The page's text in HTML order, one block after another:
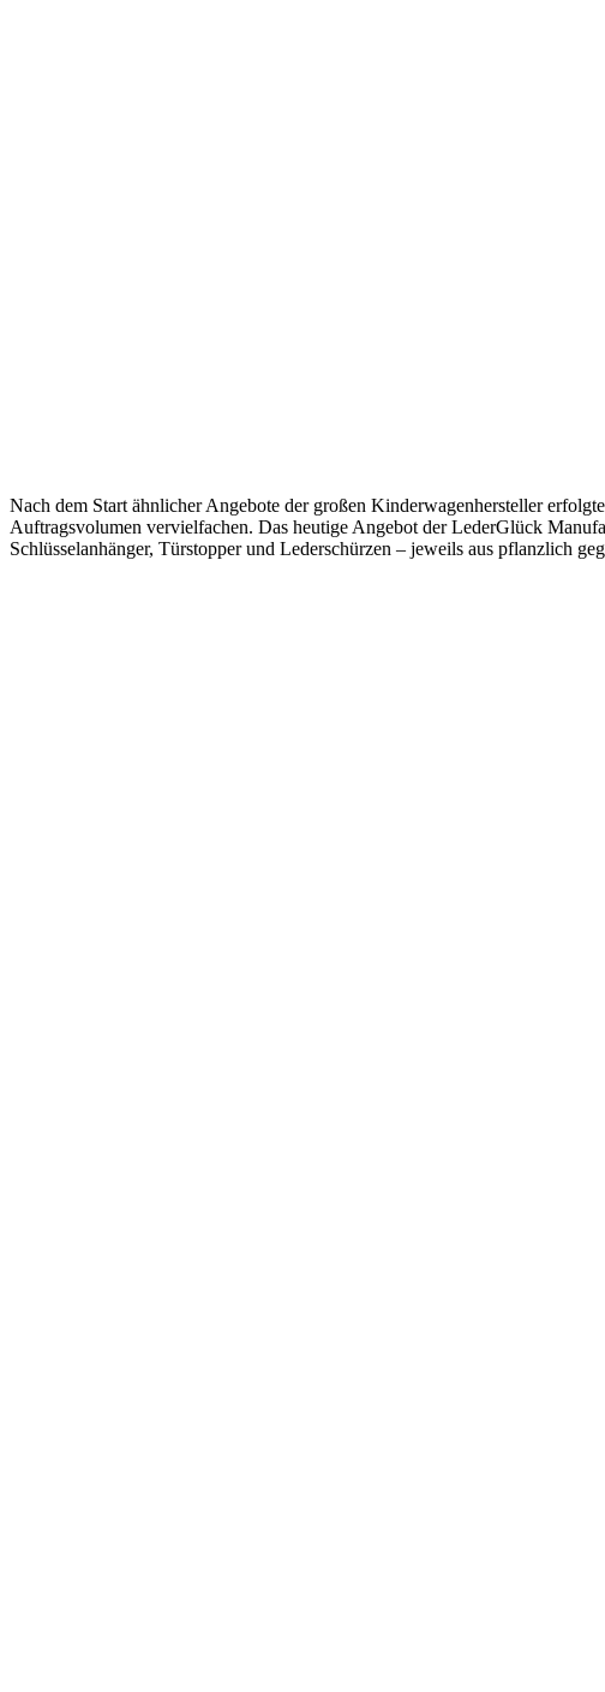
Nach dem Start ähnlicher Angebote der großen Kinderwagenhersteller
Auftragsvolumen vervielfachen. Das heutige Angebot der LederGlück
Schlüsselanhänger, Türstopper und Lederschürzen – jeweils aus pflanzlich